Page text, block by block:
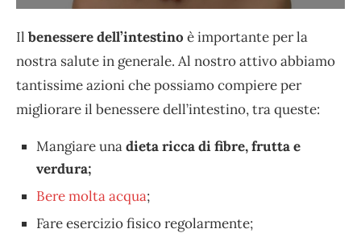
Il benessere dell’intestino è importante per la
nostra salute in generale. Al nostro attivo abbiamo
tantissime azioni che possiamo compiere per
migliorare il benessere dell’intestino, tra queste:
Mangiare unadieta ricca di fibre, frutta e
verdura;
Bere molta acqua;
Fare esercizio fisico regolarmente;